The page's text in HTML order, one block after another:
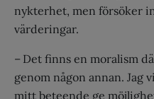
nykterhet, men försöker
värderingar.
– Det finns en moralism
genom någon annan. Jag
mitt beteende ge